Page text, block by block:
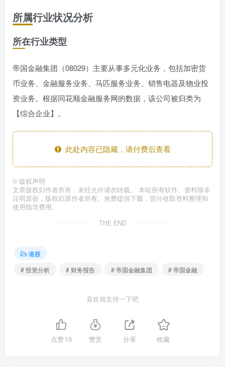
所属行业状况分析
所在行业类型
帝国金融集团（08029）主要从事多元化业务，包括加密货
币业务、金融服务业务、马匹服务业务、销售电器及物业投
资业务。根据同花顺金融服务网的数据，该公司被归类为
【综合企业】。
此处内容已隐藏，请付费后查看
© 版权声明
文章版权归作者所有，未经允许请勿转载。 本站所有软件、资料除非
注明原创，版权归原作者所有。免费提供下载，部分收取资料整理和
使用指导费用。
THE END
港股
# 投资分析
# 财务报告 # 帝国金融集团 # 帝国金融
喜欢就支持一下吧
点赞13 赞赏 分享 收藏